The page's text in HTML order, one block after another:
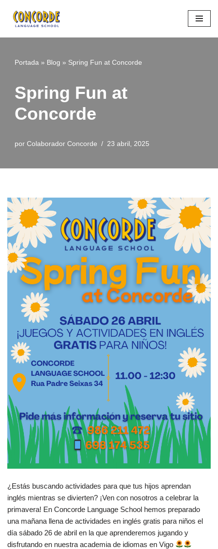
Saltar
al
Portada » Blog » Spring Fun at Concorde
Spring Fun at
Concorde
por Colaborador Concorde 23 abril, 2025
¿Estás buscando actividades para que tus hijos aprendan
inglés mientras se divierten? ¡Ven con nosotros a celebrar la
primavera! En Concorde Language School hemos preparado
una mañana llena de actividades en inglés gratis para niños el
día sábado 26 de abril en la que aprenderemos jugando y
disfrutando en nuestra academia de idiomas en Vigo